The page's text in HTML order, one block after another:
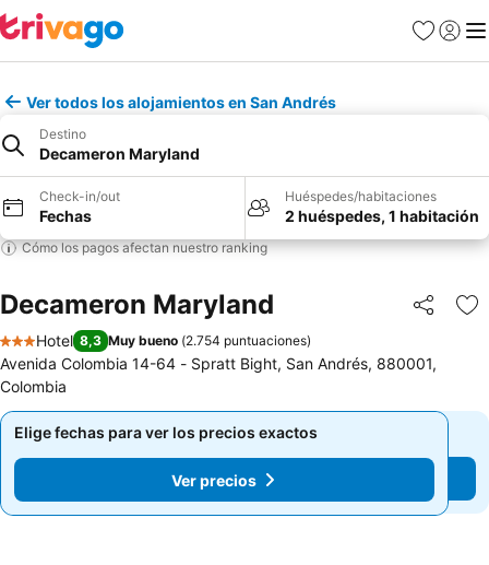
Favoritos
Iniciar
Ver todos los alojamientos en San Andrés
Destino
Decameron Maryland
Check-in/out
Fechas
Huéspedes/habitaciones
2 huéspedes, 1 habitación
Cómo los pagos afectan nuestro ranking
Decameron Maryland Compartir
3 Estrellas
Hotel 8,3 Muy bueno (2.754 puntuaciones)
Avenida Colombia 14-64 - Spratt Bight, San Andrés, 880001,
Colombia
Elige fechas para ver los precios exactos
Ver precios
Elige fechas para ver los precios exactos
Ver precios